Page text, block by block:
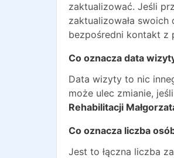
zaktualizować. Jeśli
zaktualizowała swoich
bezpośredni kontakt z
Co oznacza data
Data wizyty to nic
może ulec zmianie,
Rehabilitacji
Co oznacza liczba
Jest to łączna liczba